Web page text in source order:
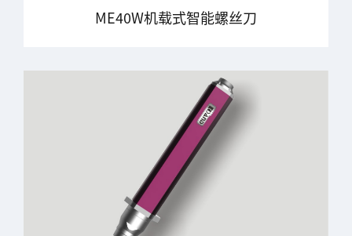
ME40W机载式智能螺丝刀